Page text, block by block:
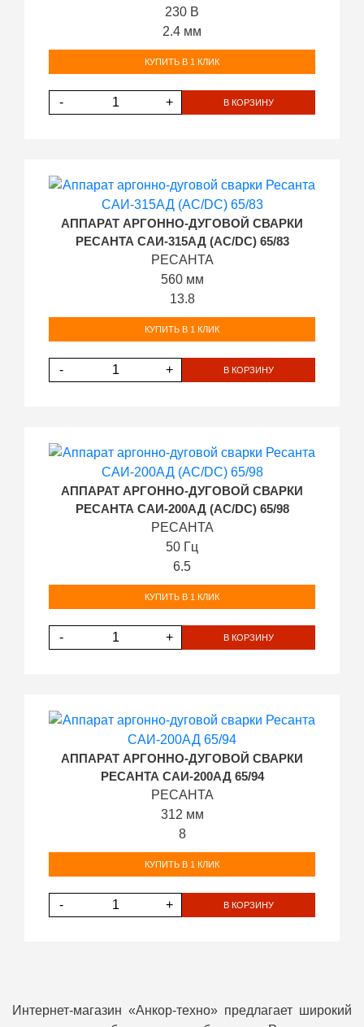
230 В
2.4 мм
КУПИТЬ В 1 КЛИК
- + В КОРЗИНУ
АППАРАТ АРГОННО-ДУГОВОЙ СВАРКИ
РЕСАНТА САИ-315АД (AC/DC) 65/83
РЕСАНТА
560 мм
13.8
КУПИТЬ В 1 КЛИК
- + В КОРЗИНУ
АППАРАТ АРГОННО-ДУГОВОЙ СВАРКИ
РЕСАНТА САИ-200АД (AC/DC) 65/98
РЕСАНТА
50 Гц
6.5
КУПИТЬ В 1 КЛИК
- + В КОРЗИНУ
АППАРАТ АРГОННО-ДУГОВОЙ СВАРКИ
РЕСАНТА САИ-200АД 65/94
РЕСАНТА
312 мм
8
КУПИТЬ В 1 КЛИК
- + В КОРЗИНУ
Интернет-магазин «Анкор-техно» предлагает широкий